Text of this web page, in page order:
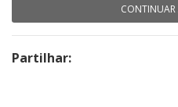
CONTINUAR
Partilhar: